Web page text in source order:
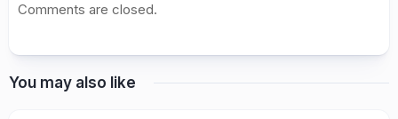
Comments are closed.
You may also like